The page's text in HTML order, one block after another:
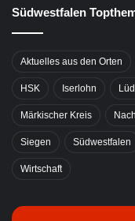
Südwestfalen
Aktuelles aus den Orten
HSK Iserlohn
Märkischer Kreis
Siegen Südwestfalen
Wirtschaft